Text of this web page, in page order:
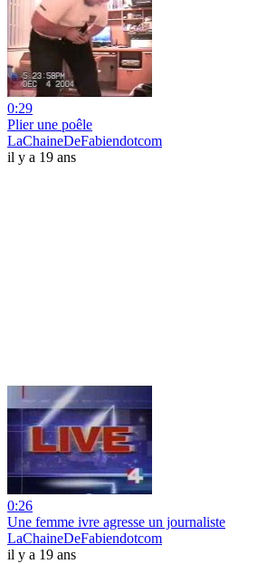
0:29
Plier une poêle
LaChaineDeFabiendotcom
il y a 19 ans
0:26
Une femme ivre agresse un journaliste
LaChaineDeFabiendotcom
il y a 19 ans